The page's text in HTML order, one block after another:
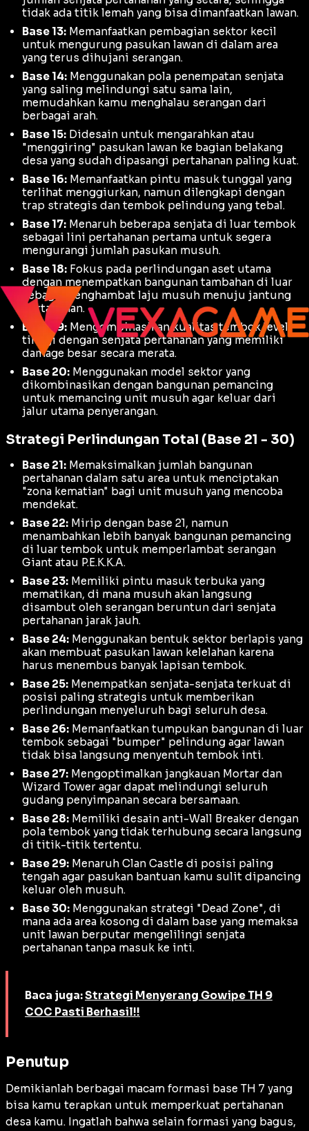
tidak ada titik lemah yang bisa dimanfaatkan lawan.
Base 13: Memanfaatkan pembagian sektor kecil
untuk mengurung pasukan lawan di dalam area
yang terus dihujani serangan.
Base 14: Menggunakan pola penempatan senjata
yang saling melindungi satu sama lain,
memudahkan kamu menghalau serangan dari
berbagai arah.
Base 15: Didesain untuk mengarahkan atau
"menggiring" pasukan lawan ke bagian belakang
desa yang sudah dipasangi pertahanan paling kuat.
Base 16: Memanfaatkan pintu masuk tunggal yang
terlihat menggiurkan, namun dilengkapi dengan
trap strategis dan tembok pelindung yang tebal.
Base 17: Menaruh beberapa senjata di luar tembok
sebagai lini pertahanan pertama untuk segera
mengurangi jumlah pasukan musuh.
Base 18: Fokus pada perlindungan aset utama
dengan menempatkan bangunan tambahan di luar
sebagai penghambat laju musuh menuju jantung
pertahanan.
Base 19: Mengombinasikan kualitas tembok level
tinggi dengan senjata pertahanan yang memiliki
damage besar secara merata.
Base 20: Menggunakan model sektor yang
dikombinasikan dengan bangunan pemancing
untuk memancing unit musuh agar keluar dari
jalur utama penyerangan.
Strategi Perlindungan Total (Base 21 - 30)
Base 21: Memaksimalkan jumlah bangunan
pertahanan dalam satu area untuk menciptakan
"zona kematian" bagi unit musuh yang mencoba
mendekat.
Base 22: Mirip dengan base 21, namun
menambahkan lebih banyak bangunan pemancing
di luar tembok untuk memperlambat serangan
Giant atau P.E.K.K.A.
Base 23: Memiliki pintu masuk terbuka yang
mematikan, di mana musuh akan langsung
disambut oleh serangan beruntun dari senjata
pertahanan jarak jauh.
Base 24: Menggunakan bentuk sektor berlapis yang
akan membuat pasukan lawan kelelahan karena
harus menembus banyak lapisan tembok.
Base 25: Menempatkan senjata-senjata terkuat di
posisi paling strategis untuk memberikan
perlindungan menyeluruh bagi seluruh desa.
Base 26: Memanfaatkan tumpukan bangunan di luar
tembok sebagai "bumper" pelindung agar lawan
tidak bisa langsung menyentuh tembok inti.
Base 27: Mengoptimalkan jangkauan Mortar dan
Wizard Tower agar dapat melindungi seluruh
gudang penyimpanan secara bersamaan.
Base 28: Memiliki desain anti-Wall Breaker dengan
pola tembok yang tidak terhubung secara langsung
di titik-titik tertentu.
Base 29: Menaruh Clan Castle di posisi paling
tengah agar pasukan bantuan kamu sulit dipancing
keluar oleh musuh.
Base 30: Menggunakan strategi "Dead Zone", di
mana ada area kosong di dalam base yang memaksa
unit lawan berputar mengelilingi senjata
pertahanan tanpa masuk ke inti.
Baca juga:Strategi Menyerang Gowipe TH 9
COC Pasti Berhasil!!
Penutup
Demikianlah berbagai macam formasi base TH 7 yang
bisa kamu terapkan untuk memperkuat pertahanan
desa kamu. Ingatlah bahwa selain formasi yang bagus,